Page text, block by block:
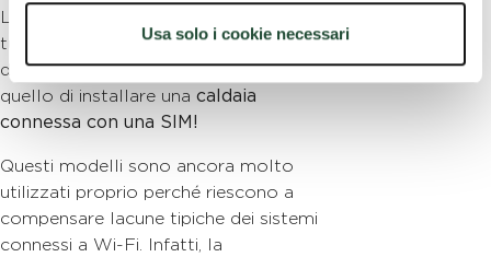
Usa solo i cookie necessari
L’unica soluzione per controllare la
tua caldaia da remoto se non disponi
di una buona connessione di rete è
quello di installare una caldaia
connessa con una SIM!
Questi modelli sono ancora molto
utilizzati proprio perché riescono a
compensare lacune tipiche dei sistemi
connessi a Wi-Fi. Infatti, la